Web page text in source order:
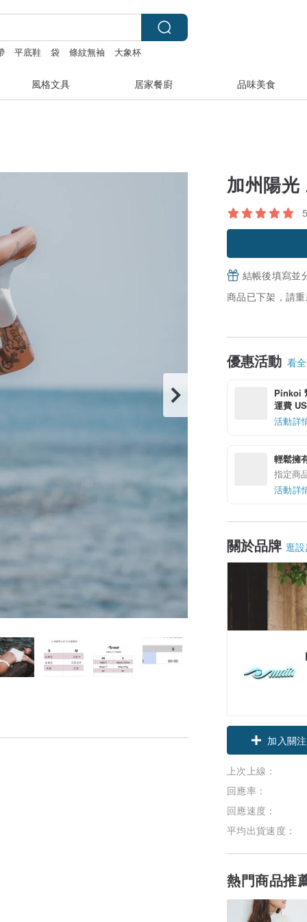
平底鞋 袋 條紋無袖 大象杯
風格文具 居家餐廚 品味美食
加州陽光
結帳後填寫並
商品已下架，請
優惠活動 看
Pinkoi
運費
活動詳
輕鬆擁
指定商
活動詳
關於品牌 逛
加入關注
上次上線：
回應率：
回應速度：
平均出貨速度：
熱門商品推